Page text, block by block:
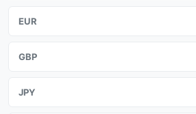
EUR
GBP
JPY